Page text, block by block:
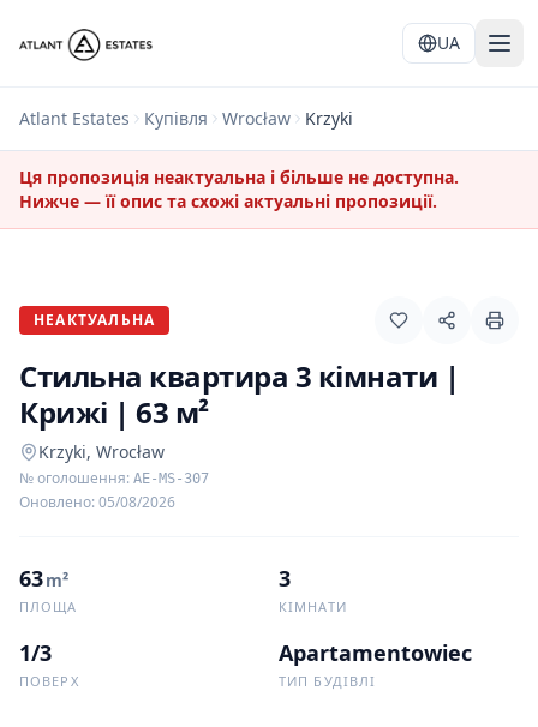
UA
Atlant Estates Купівля Wrocław Krzyki
Ця пропозиція неактуальна і більше не доступна.
Нижче — її опис та схожі актуальні пропозиції.
НЕАКТУАЛЬНА
Стильна квартира 3 кімнати |
Крижі | 63 м²
Krzyki, Wrocław
№ оголошення: AE-MS-307
Оновлено:05/08/2026
63m²
ПЛОЩА
3
КІМНАТИ
1/3
ПОВЕРХ
Apartamentowiec
ТИП БУДІВЛІ